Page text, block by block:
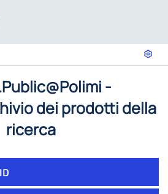
-
dei prodotti della
ricerca